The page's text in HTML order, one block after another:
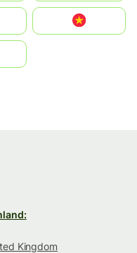
Kingdom